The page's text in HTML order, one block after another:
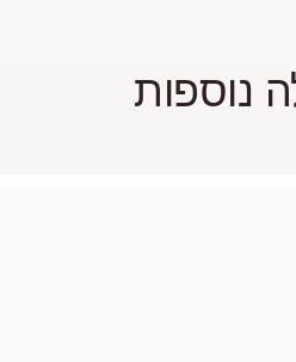
נוספות